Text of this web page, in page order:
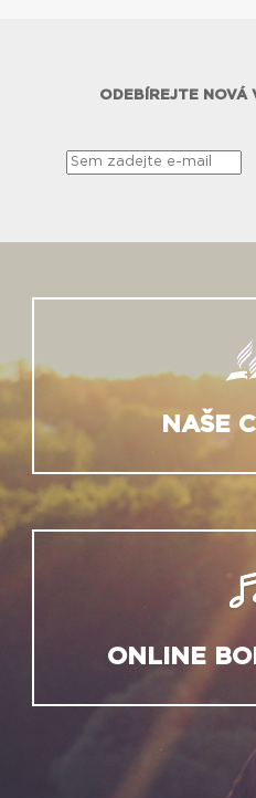
ODEBÍREJTE NOVÁ
NAŠE
ONLINE